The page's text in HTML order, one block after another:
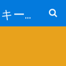
生駒市にある美容室｜キールヘアー